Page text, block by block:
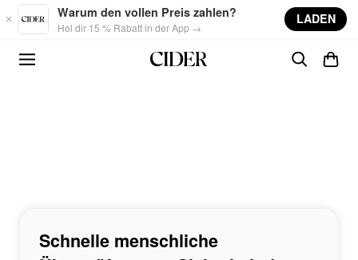
Skip to main content
Warum den vollen Preis zahlen?
Hol dir 15 % Rabatt in der App →
LADEN
Schnelle menschliche